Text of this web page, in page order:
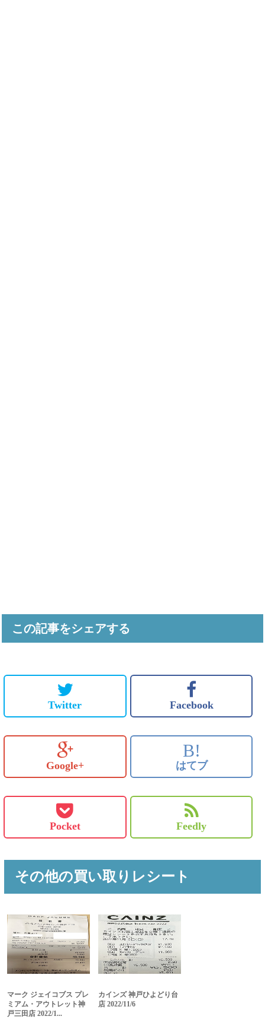
この記事をシェアする
Twitter Facebook
Google+
B!
はてブ
Pocket Feedly
その他の買い取りレシート
マーク ジェイコブス プレ
ミアム・アウトレット神
戸三田店 2022/1...
カインズ 神戸ひよどり台
店 2022/11/6